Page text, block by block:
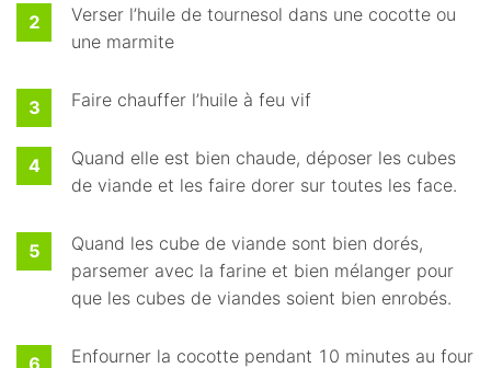
Verser l’huile de tournesol dans une cocotte ou
une marmite
Faire chauffer l’huile à feu vif
Quand elle est bien chaude, déposer les cubes
de viande et les faire dorer sur toutes les face.
Quand les cube de viande sont bien dorés,
parsemer avec la farine et bien mélanger pour
que les cubes de viandes soient bien enrobés.
Enfourner la cocotte pendant 10 minutes au four